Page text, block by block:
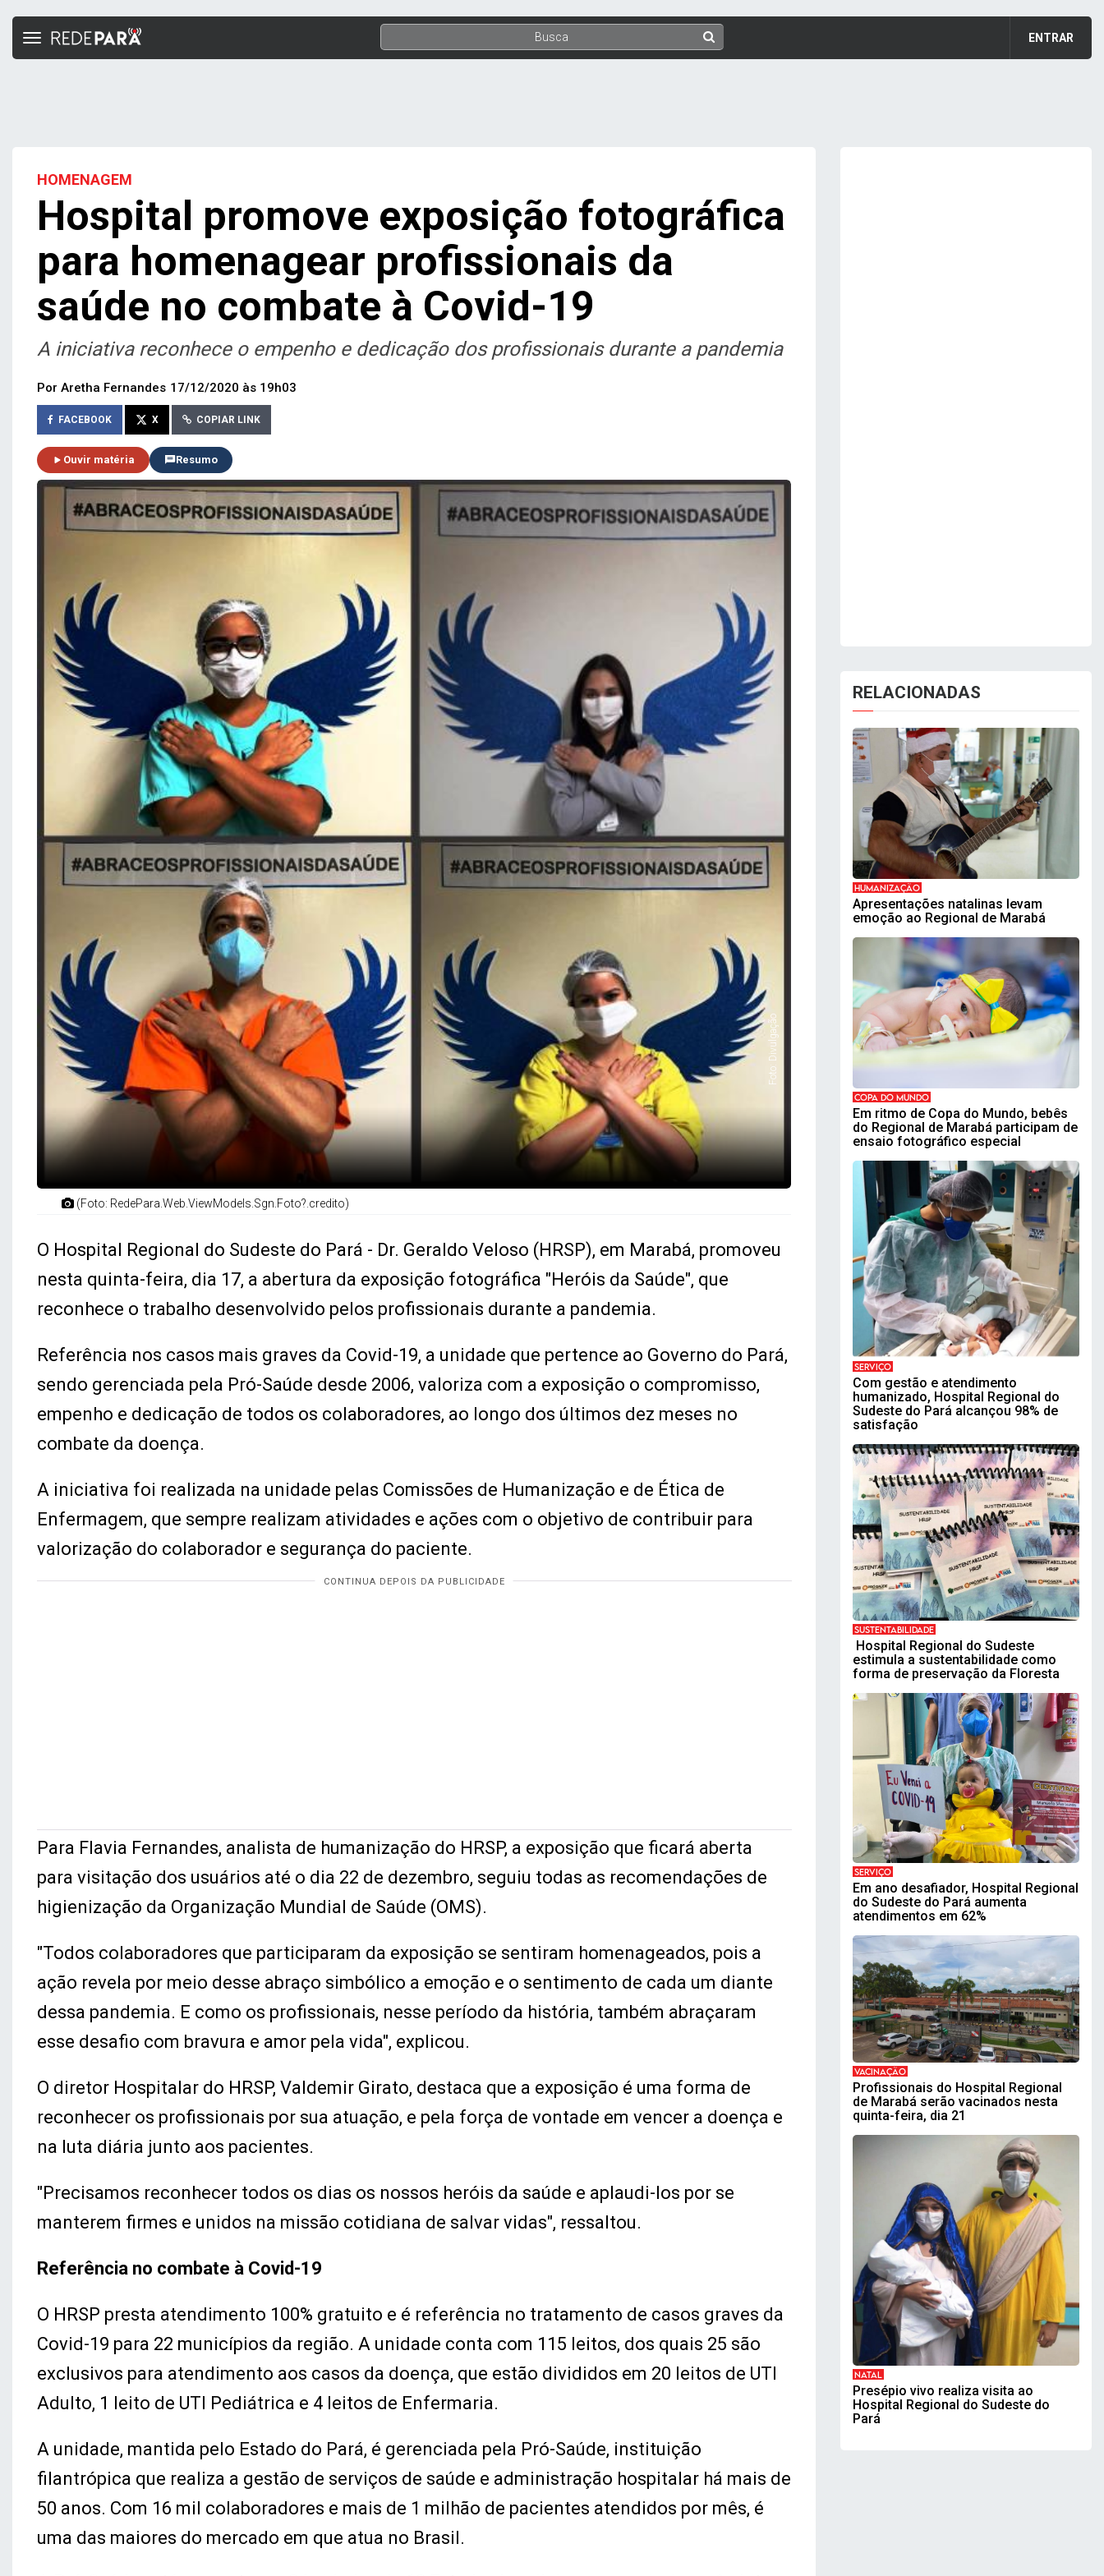
ENTRAR
Toggle
HOMENAGEM
Hospital promove exposição fotográfica
para homenagear profissionais da
saúde no combate à Covid-19
A iniciativa reconhece o empenho e dedicação dos profissionais durante a pandemia
Por Aretha Fernandes 17/12/2020 às 19h03
FACEBOOK X COPIAR LINK
Ouvir matéria Resumo
Foto: Divulgação
(Foto: RedePara.Web.ViewModels.Sgn.Foto?.credito)
O Hospital Regional do Sudeste do Pará - Dr. Geraldo Veloso (HRSP), em Marabá, promoveu
nesta quinta-feira, dia 17, a abertura da exposição fotográfica "Heróis da Saúde", que
reconhece o trabalho desenvolvido pelos profissionais durante a pandemia.
Referência nos casos mais graves da Covid-19, a unidade que pertence ao Governo do Pará,
sendo gerenciada pela Pró-Saúde desde 2006, valoriza com a exposição o compromisso,
empenho e dedicação de todos os colaboradores, ao longo dos últimos dez meses no
combate da doença.
A iniciativa foi realizada na unidade pelas Comissões de Humanização e de Ética de
Enfermagem, que sempre realizam atividades e ações com o objetivo de contribuir para
valorização do colaborador e segurança do paciente.
Para Flavia Fernandes, analista de humanização do HRSP, a exposição que ficará aberta
para visitação dos usuários até o dia 22 de dezembro, seguiu todas as recomendações de
higienização da Organização Mundial de Saúde (OMS).
"Todos colaboradores que participaram da exposição se sentiram homenageados, pois a
ação revela por meio desse abraço simbólico a emoção e o sentimento de cada um diante
dessa pandemia. E como os profissionais, nesse período da história, também abraçaram
esse desafio com bravura e amor pela vida", explicou.
O diretor Hospitalar do HRSP, Valdemir Girato, destaca que a exposição é uma forma de
reconhecer os profissionais por sua atuação, e pela força de vontade em vencer a doença e
na luta diária junto aos pacientes.
"Precisamos reconhecer todos os dias os nossos heróis da saúde e aplaudi-los por se
manterem firmes e unidos na missão cotidiana de salvar vidas", ressaltou.
Referência no combate à Covid-19
O HRSP presta atendimento 100% gratuito e é referência no tratamento de casos graves da
Covid-19 para 22 municípios da região. A unidade conta com 115 leitos, dos quais 25 são
exclusivos para atendimento aos casos da doença, que estão divididos em 20 leitos de UTI
Adulto, 1 leito de UTI Pediátrica e 4 leitos de Enfermaria.
A unidade, mantida pelo Estado do Pará, é gerenciada pela Pró-Saúde, instituição
filantrópica que realiza a gestão de serviços de saúde e administração hospitalar há mais de
50 anos. Com 16 mil colaboradores e mais de 1 milhão de pacientes atendidos por mês, é
uma das maiores do mercado em que atua no Brasil.
RELACIONADAS
HUMANIZAÇÃO
Apresentações natalinas levam
emoção ao Regional de Marabá
COPA DO MUNDO
Em ritmo de Copa do Mundo, bebês
do Regional de Marabá participam de
ensaio fotográfico especial
SERVIÇO
Com gestão e atendimento
humanizado, Hospital Regional do
Sudeste do Pará alcançou 98% de
satisfação
SUSTENTABILIDADE
Hospital Regional do Sudeste
estimula a sustentabilidade como
forma de preservação da Floresta
SERVIÇO
Em ano desafiador, Hospital Regional
do Sudeste do Pará aumenta
atendimentos em 62%
VACINAÇÃO
Profissionais do Hospital Regional
de Marabá serão vacinados nesta
quinta-feira, dia 21
NATAL
Presépio vivo realiza visita ao
Hospital Regional do Sudeste do
Pará